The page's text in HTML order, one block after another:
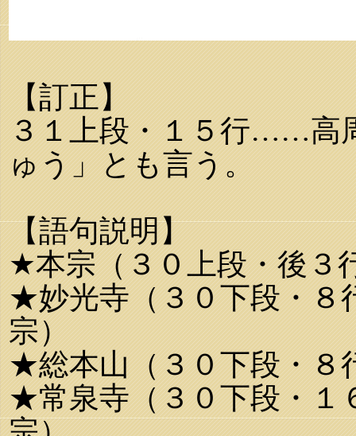
【訂正】
３１上段・１５行……高
ゅう」とも言う。
【語句説明】
★本宗（３０上段・後
★妙光寺（３０下段・
宗）
★総本山（３０下段・
★常泉寺（３０下段・